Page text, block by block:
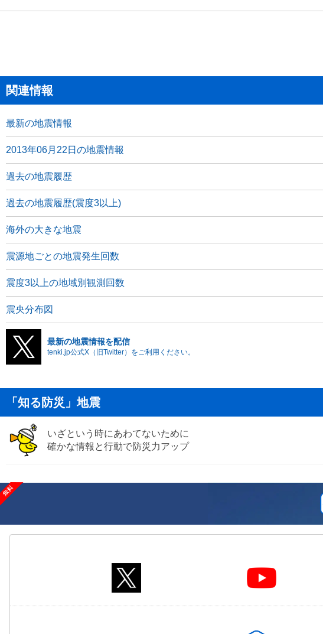
関連情報
最新の地震情報
2013年06月22日の地震情報
過去の地震履歴
過去の地震履歴(震度3以上)
海外の大きな地震
震源地ごとの地震発生回数
震度3以上の地域別観測回数
震央分布図
最新の地震情報を配信
tenki.jp公式X（旧Twitter）をご利用ください。
「知る防災」地震
いざという時にあわてないために
確かな情報と行動で防災力アップ